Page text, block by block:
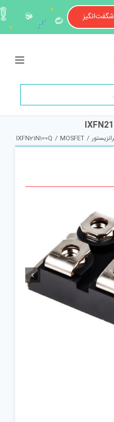
/
MOSFET
/
IXFN21N100Q
